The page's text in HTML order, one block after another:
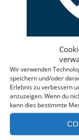
Wir verwenden
speichern und/oder
Erlebnis zu verbessern
anzuzeigen. Wenn du
kann dies bestimmte
Deine
in Deutschland
Bei einer Anfrage
automatisch einen